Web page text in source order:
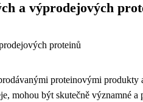
a výprodejových
proteinů
proteinovými produkty
mohou být skutečně významné a